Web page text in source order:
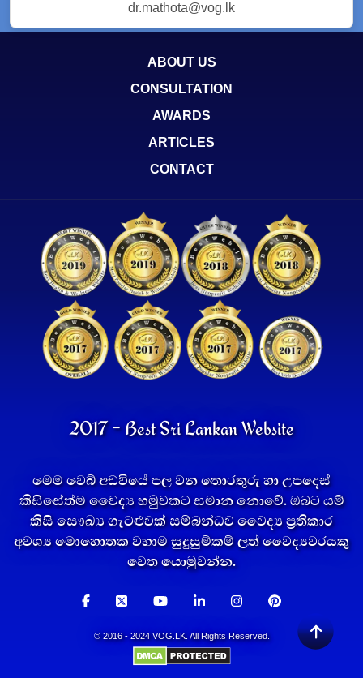
dr.mathota@vog.lk
ABOUT US
CONSULTATION
AWARDS
ARTICLES
CONTACT
2017 - Best Sri Lankan Website
මෙම වෙබ් අඩවියේ පල වන තොරතුරු හා උපදෙස්
කිසිසේත්ම වෛද්‍ය හමුවකට සමාන නොවේ. ඔබට යම්
කිසි සෞඛ්‍ය ගැටළුවක් සම්බන්ධව වෛද්‍ය ප්‍රතිකාර
අවශ්‍ය මොහොතක වහාම සුදුසුම්කම් ලත් වෛද්‍යවරයකු
වෙත යොමුවන්න.
© 2016 - 2024 VOG.LK. All Rights Reserved.